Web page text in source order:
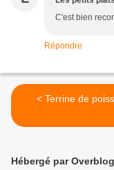
C'est bien
Répondre
< Terrine de
Hébergé par Overblog